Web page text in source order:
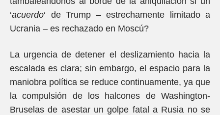
‘acuerdo‘ de Trump – estrechamente limitado a
Ucrania – es rechazado en Moscú?
La urgencia de detener el deslizamiento hacia la
escalada es clara; sin embargo, el espacio para la
maniobra política se reduce continuamente, ya que
la compulsión de los halcones de Washington-
Bruselas de asestar un golpe fatal a Rusia no se